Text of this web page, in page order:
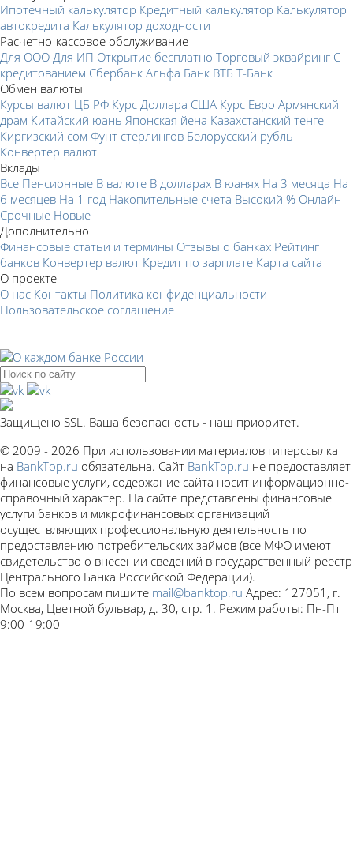
Ипотечный калькулятор Кредитный калькулятор Калькулятор
автокредита Калькулятор доходности
Расчетно-кассовое обслуживание
Для ООО Для ИП Открытие бесплатно Торговый эквайринг С
кредитованием Сбербанк Альфа Банк ВТБ Т-Банк
Обмен валюты
Курсы валют ЦБ РФ Курс Доллара США Курс Евро Армянский
драм Китайский юань Японская йена Казахстанский тенге
Киргизский сом Фунт стерлингов Белорусский рубль
Конвертер валют
Вклады
Все Пенсионные В валюте В долларах В юанях На 3 месяца На
6 месяцев На 1 год Накопительные счета Высокий % Онлайн
Срочные Новые
Дополнительно
Финансовые статьи и термины Отзывы о банках Рейтинг
банков Конвертер валют Кредит по зарплате Карта сайта
О проекте
О нас Контакты Политика конфиденциальности
Пользовательское соглашение
Защищено SSL. Ваша безопасность - наш приоритет.
© 2009 - 2026 При использовании материалов гиперссылка
на BankTop.ru обязательна. Сайт BankTop.ru не предоставляет
финансовые услуги, содержание сайта носит информационно-
справочный характер. На сайте представлены финансовые
услуги банков и микрофинансовых организаций
осуществляющих профессиональную деятельность по
предоставлению потребительских займов (все МФО имеют
свидетельство о внесении сведений в государственный реестр
Центрального Банка Российской Федерации).
По всем вопросам пишите mail@banktop.ru Адрес: 127051, г.
Москва, Цветной бульвар, д. 30, стр. 1. Режим работы: Пн-Пт
9:00-19:00